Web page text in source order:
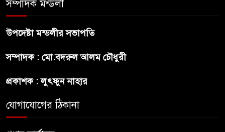
গ্যাসের দাম বাড়লো ৭০ টাকা, সন্ধ্যা
থেকে কার্যকর
সম্পাদক মন্ডলী
উপদেষ্টা মন্ডলীর সভাপতি
সম্পাদক : মো.বদরুল আলম চৌধুরী
প্রকাশক : লুৎফুন নাহার
যোগাযোগের ঠিকানা